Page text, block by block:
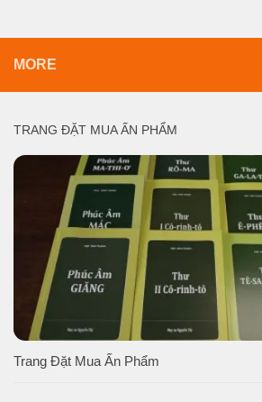
MORE
TRANG ĐẶT MUA ẤN PHẨM
Trang Đặt Mua Ấn Phẩm